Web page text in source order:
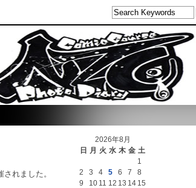
れました。
2026年8月
日 月 火 水 木 金 土
1
2
3 4 5 6 7
8
9
10 11 12 13 14 15